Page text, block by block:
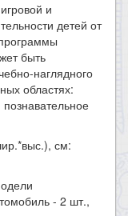
и
детей от
быть
наглядного
областях:
см:
- 2 шт.,